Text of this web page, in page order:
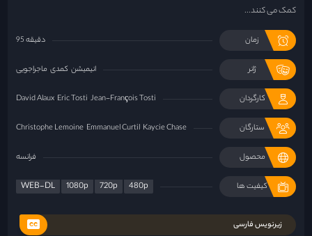
کمک می کنند...
زمان 95 دقیقه
ژانر انیمیشن کمدی ماجراجویی
کارگردان David Alaux Eric Tosti Jean-François Tosti
ستارگان Christophe Lemoine Emmanuel Curtil Kaycie Chase
محصول فرانسه
کیفیت ها WEB-DL 1080p 720p 480p
زیرنویس فارسی